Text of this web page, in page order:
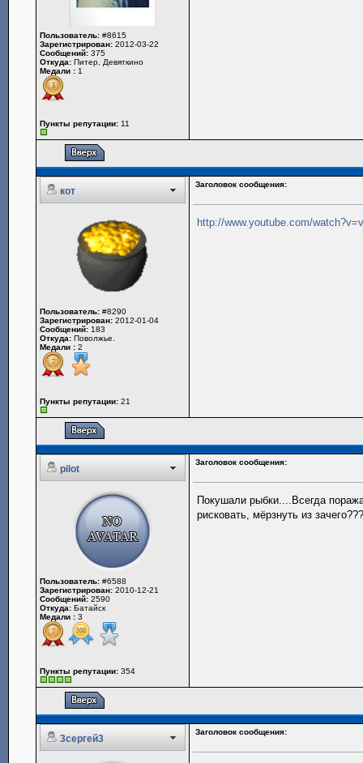
Пользователь: #8615
Зарегистрирован: 2012-03-22
Сообщений: 375
Откуда: Питер, Девяткино
Медали : 1
Пункты репутации: 11
кот
Заголовок сообщения:
Пользователь: #8290
Зарегистрирован: 2012-01-04
Сообщений: 183
Откуда: Поволжье.
Медали : 2
Пункты репутации: 21
http://www.youtube.com/
pilot
Заголовок сообщения:
Пользователь: #6588
Зарегистрирован: 2010-12-21
Сообщений: 2590
Откуда: Батайск
Медали : 3
Пункты репутации: 354
Покушали рыбки....Всегда
рисковать, мёрзнуть из
3сергей3
Заголовок сообщения: